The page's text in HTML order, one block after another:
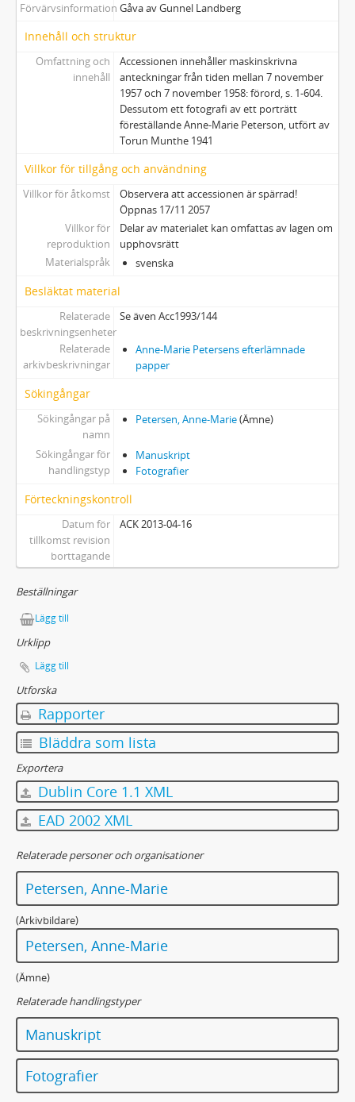
Förvärvsinformation Gåva av Gunnel Landberg
Innehåll och struktur
Omfattning och
innehåll
Accessionen innehåller maskinskrivna
anteckningar från tiden mellan 7 november
1957 och 7 november 1958: förord, s. 1-604.
Dessutom ett fotografi av ett porträtt
föreställande Anne-Marie Peterson, utfört av
Torun Munthe 1941
Villkor för tillgång och användning
Villkor för åtkomst
Observera att accessionen är spärrad!
Öppnas 17/11 2057
Villkor för
reproduktion
Delar av materialet kan omfattas av lagen om
upphovsrätt
Materialspråk
svenska
Besläktat material
Relaterade
beskrivningsenheter
Se även Acc1993/144
Relaterade
arkivbeskrivningar
Anne-Marie Petersens efterlämnade
papper
Sökingångar
Sökingångar på
namn
Petersen, Anne-Marie(Ämne)
Sökingångar för
handlingstyp
Manuskript
Fotografier
Förteckningskontroll
Datum för
tillkomst revision
borttagande
ACK 2013-04-16
Beställningar
Lägg till
Urklipp
Lägg till
Utforska
Rapporter
Bläddra som lista
Exportera
Dublin Core 1.1 XML
EAD 2002 XML
Relaterade personer och organisationer
Petersen, Anne-Marie
(Arkivbildare)
Petersen, Anne-Marie
(Ämne)
Relaterade handlingstyper
Manuskript
Fotografier